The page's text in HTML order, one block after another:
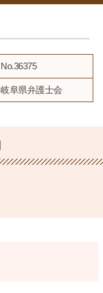
No.36375
岐阜県弁護士会